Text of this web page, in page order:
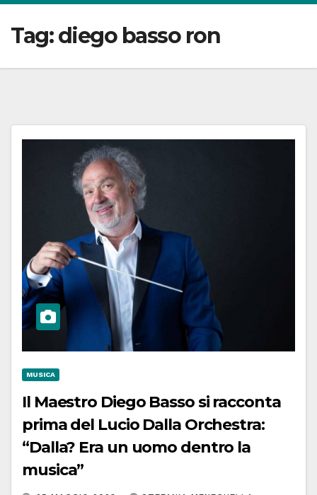
Tag:diego basso ron
MUSICA
Il Maestro Diego Basso si racconta
prima del Lucio Dalla Orchestra:
“Dalla? Era un uomo dentro la
musica”